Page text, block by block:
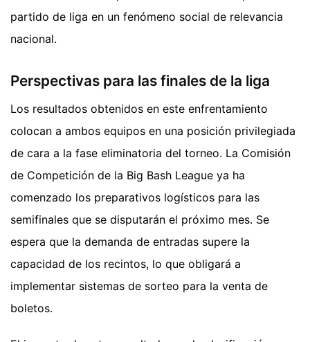
partido de liga en un fenómeno social de relevancia
nacional.
Perspectivas para las finales de la liga
Los resultados obtenidos en este enfrentamiento
colocan a ambos equipos en una posición privilegiada
de cara a la fase eliminatoria del torneo. La Comisión
de Competición de la Big Bash League ya ha
comenzado los preparativos logísticos para las
semifinales que se disputarán el próximo mes. Se
espera que la demanda de entradas supere la
capacidad de los recintos, lo que obligará a
implementar sistemas de sorteo para la venta de
boletos.